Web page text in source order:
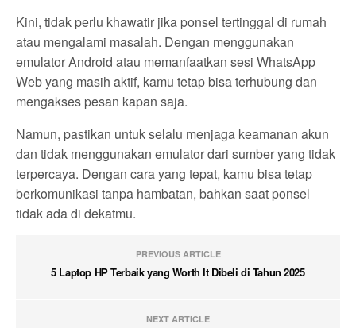
Kini, tidak perlu khawatir jika ponsel tertinggal di rumah
atau mengalami masalah. Dengan menggunakan
emulator Android atau memanfaatkan sesi WhatsApp
Web yang masih aktif, kamu tetap bisa terhubung dan
mengakses pesan kapan saja.
Namun, pastikan untuk selalu menjaga keamanan akun
dan tidak menggunakan emulator dari sumber yang tidak
terpercaya. Dengan cara yang tepat, kamu bisa tetap
berkomunikasi tanpa hambatan, bahkan saat ponsel
tidak ada di dekatmu.
PREVIOUS ARTICLE
5 Laptop HP Terbaik yang Worth It Dibeli di Tahun 2025
NEXT ARTICLE